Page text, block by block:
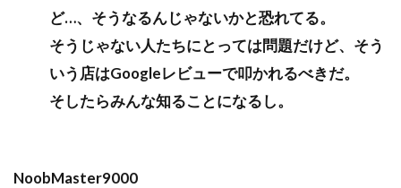
ど…、そうなるんじゃないかと恐れてる。
そうじゃない人たちにとっては問題だけど、そう
いう店はGoogleレビューで叩かれるべきだ。
そしたらみんな知ることになるし。
NoobMaster9000